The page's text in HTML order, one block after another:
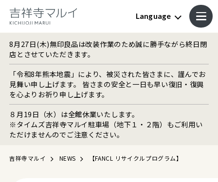
Language
8月27日(木)無印良品は改装作業のため誠に勝手ながら終日閉
店とさせていただきます。
「令和8年熊本地震」により、被災された皆さまに、謹んでお
見舞い申し上げます。 皆さまの安全と一日も早い復旧・復興
を心よりお祈り申し上げます。
８月19日（水）は全館休業いたします。
※タイムズ吉祥寺マルイ駐車場（地下１・２階）もご利用い
ただけませんのでご注意ください。
吉祥寺マルイ NEWS 【FANCL リサイクルプログラム】